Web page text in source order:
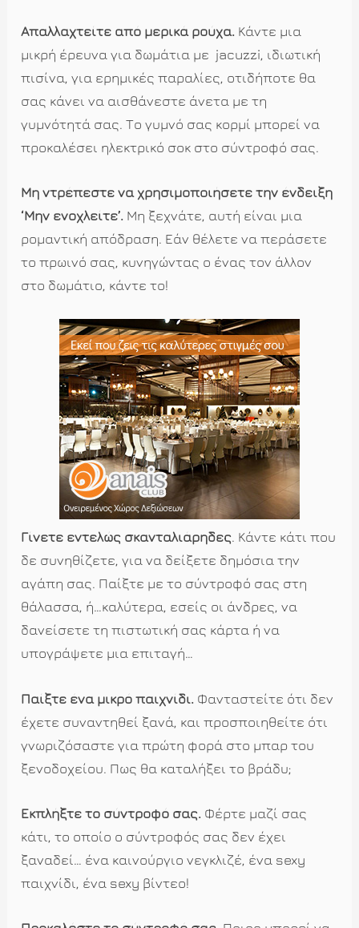
Απαλλαχτείτε από μερικά ρούχα. Κάντε μια
μικρή έρευνα για δωμάτια με jacuzzi, ιδιωτική
πισίνα, για ερημικές παραλίες, οτιδήποτε θα
σας κάνει να αισθάνεστε άνετα με τη
γυμνότητά σας. Το γυμνό σας κορμί μπορεί να
προκαλέσει ηλεκτρικό σοκ στο σύντροφό σας.
Μη ντρέπεστε να χρησιμοποιήσετε την ένδειξη
‘Μην ενοχλείτε’. Μη ξεχνάτε, αυτή είναι μια
ρομαντική απόδραση. Εάν θέλετε να περάσετε
το πρωινό σας, κυνηγώντας ο ένας τον άλλον
στο δωμάτιο, κάντε το!
Γίνετε εντελώς σκανταλιάρηδες. Κάντε κάτι που
δε συνηθίζετε, για να δείξετε δημόσια την
αγάπη σας. Παίξτε με το σύντροφό σας στη
θάλασσα, ή…καλύτερα, εσείς οι άνδρες, να
δανείσετε τη πιστωτική σας κάρτα ή να
υπογράψετε μια επιταγή…
Παίξτε ένα μικρό παιχνίδι. Φανταστείτε ότι δεν
έχετε συναντηθεί ξανά, και προσποιηθείτε ότι
γνωριζόσαστε για πρώτη φορά στο μπαρ του
ξενοδοχείου. Πως θα καταλήξει το βράδυ;
Εκπλήξτε το σύντροφό σας. Φέρτε μαζί σας
κάτι, το οποίο ο σύντροφός σας δεν έχει
ξαναδεί… ένα καινούργιο νεγκλιζέ, ένα sexy
παιχνίδι, ένα sexy βίντεο!